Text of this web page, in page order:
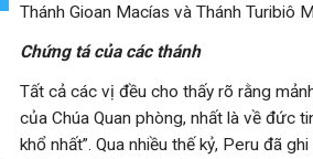
Thánh Gioan Macías và Thánh Turibiô
Chứng tá của các thánh
Tất cả các vị đều cho thấy rõ rằng
của Chúa Quan phòng, nhất là về đức
khổ nhất”. Qua nhiều thế kỷ, Peru đã